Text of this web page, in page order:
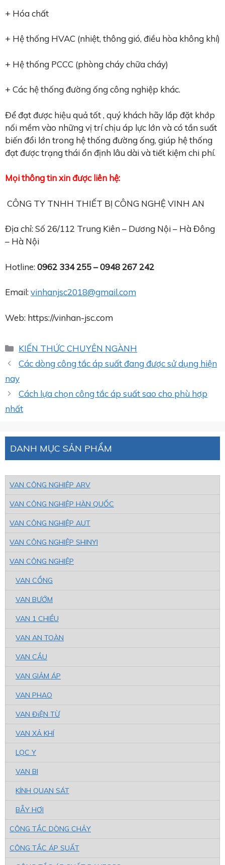
+ Hóa chất
+ Hệ thống HVAC (nhiệt, thông gió, điều hòa không khí)
+ Hệ thống PCCC (phòng cháy chữa cháy)
+ Các hệ thống đường ống công nghiệp khác.
Để đạt được hiệu quả tốt , quý khách hãy lắp đặt khớp
nối mềm vào những vị trí chịu áp lực lớn và có tần suất
biến đổi lớn trong hệ thống đường ống, giúp hệ thống
đạt được trạng thái ổn định lâu dài và tiết kiệm chi phí.
Mọi thông tin xin được liên hệ:
CÔNG TY TNHH THIẾT BỊ CÔNG NGHỆ VINH AN
Địa chỉ: Số 26/112 Trung Kiên – Dương Nội – Hà Đông
– Hà Nội
Hotline:0962 334 255 – 0948 267 242
Email:vinhanjsc2018@gmail.com
Web: https://vinhan-jsc.com
Danh
mục
KIẾN THỨC CHUYÊN NGÀNH
Các dòng công tắc áp suất đang được sử dụng hiện
nay
Cách lựa chọn công tắc áp suất sao cho phù hợp
nhất
DANH MỤC SẢN PHẨM
VAN CÔNG NGHIỆP ARV
VAN CÔNG NGHIỆP HÀN QUỐC
VAN CÔNG NGHIỆP AUT
VAN CÔNG NGHIỆP SHINYI
VAN CÔNG NGHIỆP
VAN CỔNG
VAN BƯỚM
VAN 1 CHIỀU
VAN AN TOÀN
VAN CẦU
VAN GIẢM ÁP
VAN PHAO
VAN ĐiỆN TỪ
VAN XẢ KHÍ
LỌC Y
VAN BI
KÍNH QUAN SÁT
BẪY HƠI
CÔNG TẮC DÒNG CHẢY
CÔNG TẮC ÁP SUẤT